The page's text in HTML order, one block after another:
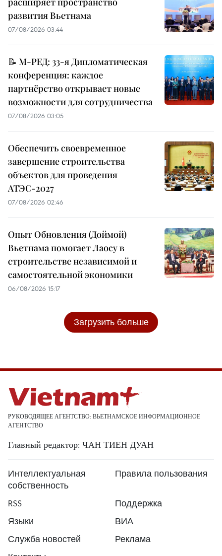
развития Вьетнама
07/08/2026 03:44
📝 М-РЕД: 33-я Дипломатическая
конференция: каждое
партнёрство открывает новые
возможности для сотрудничества
07/08/2026 03:05
Обеспечить своевременное
завершение строительства
объектов для проведения
АТЭС-2027
07/08/2026 02:46
Опыт Обновления (Доймой)
Вьетнама помогает Лаосу в
строительстве независимой и
самостоятельной экономики
06/08/2026 15:17
Загрузить больше
РУКОВОДЯЩЕЕ АГЕНТСТВО: ВЬЕТНАМСКОЕ ИНФОРМАЦИОННОЕ
АГЕНТСТВО
Главный редактор: ЧАН ТИЕН ДУАН
Интеллектуальная
собственность
Правила пользования
RSS
Поддержка
Языки
ВИА
Служба новостей
Реклама